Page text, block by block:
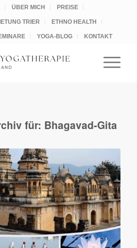
ÜBER MICH PREISE
TRIER ETHNO HEALTH
YOGA-BLOG KONTAKT
für: Bhagavad-Gita